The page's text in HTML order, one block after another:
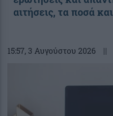
αιτήσεις, τα ποσά
15:57, 3 Αυγούστου 2026 ||